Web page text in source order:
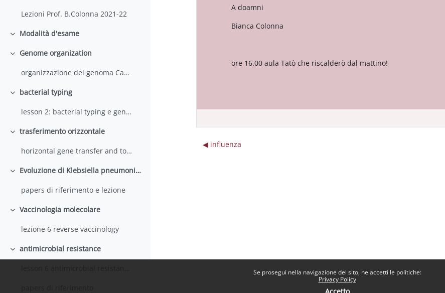
Se prosegui nella navigazione del sito, ne accetti le politiche:
Privacy Policy
Lezioni Prof. B.Colonna 2021-22
Minimizza
Modalità d'esame
Minimizza
Genome organization
organizzazione del genoma Carattoli 9 ottobre 2025
Minimizza
bacterial typing
lesson 2: bacterial typing e genomica 23 Ott 2025 Carattoli
Minimizza
trasferimento orizzontale
horizontal gene transfer and toxin-antitoxin
Minimizza Evoluzione di Klebsiella pneumoniae
papers di riferimento e lezione
Minimizza
Vaccinologia molecolare
lezione 6 reverse vaccinology
Minimizza
antimicrobial resistance
A doamni
Bianca Colonna
ore 16.00 aula Tatò che riscalderò dal mattino!
◀︎ influenza